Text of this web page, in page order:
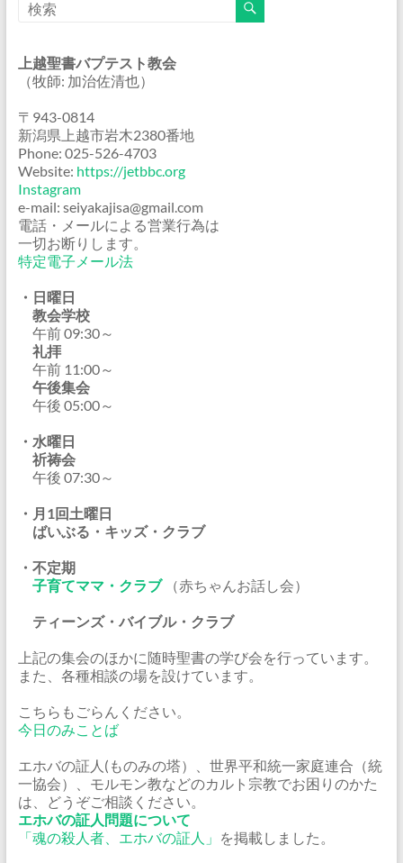
上越聖書バプテスト教会
（牧師: 加治佐清也）
〒943-0814
新潟県上越市岩木2380番地
Phone: 025-526-4703
Website: https://jetbbc.org
Instagram
e-mail: seiyakajisa@gmail.com
電話・メールによる営業行為は
一切お断りします。
特定電子メール法
・日曜日
教会学校
午前 09:30～
礼拝
午前 11:00～
午後集会
午後 05:00～
・水曜日
祈祷会
午後 07:30～
・月1回土曜日
ばいぶる・キッズ・クラブ
・不定期
子育てママ・クラブ（赤ちゃんお話し会）
ティーンズ・バイブル・クラブ
上記の集会のほかに随時聖書の学び会を行っています。
また、各種相談の場を設けています。
こちらもごらんください。
今日のみことば
エホバの証人(ものみの塔）、世界平和統一家庭連合（統
一協会）、モルモン教などのカルト宗教でお困りのかた
は、どうぞご相談ください。
エホバの証人問題について
「魂の殺人者、エホバの証人」 を掲載しました。